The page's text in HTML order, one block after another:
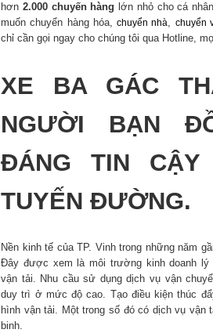
hơn 2.000 chuyến hàng lớn nhỏ cho cá
muốn chuyển hàng hóa, chuyển nhà, chuyển
chỉ cần gọi ngay cho chúng tôi qua Hotline,
XE BA GÁC
NGƯỜI BẠN
ĐÁNG TIN CẬY
TUYẾN ĐƯỜNG.
Nền kinh tế của TP. Vinh trong những năm
Đây được xem là môi trường kinh doanh lý
vận tải. Nhu cầu sử dụng dịch vụ vận
duy trì ở mức độ cao. Tạo điều kiện thúc
hình vận tải. Một trong số đó có dịch vụ vận
binh.